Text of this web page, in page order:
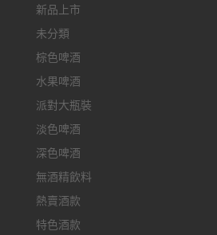
新品上市
未分類
棕色啤酒
水果啤酒
派對大瓶裝
淡色啤酒
深色啤酒
無酒精飲料
熱賣酒款
特色酒款